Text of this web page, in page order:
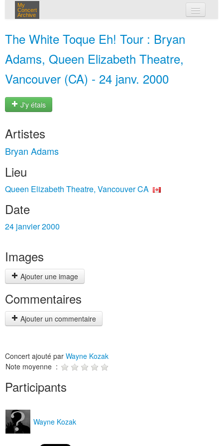
My
Concert
Archive
The White Toque Eh! Tour : Bryan
Adams, Queen Elizabeth Theatre,
Vancouver (CA) - 24 janv. 2000
J'y étais
Artistes
Bryan Adams
Lieu
Queen Elizabeth Theatre, Vancouver CA
Date
24 janvier 2000
Images
Ajouter une image
Commentaires
Ajouter un commentaire
Concert ajouté par Wayne Kozak
Note moyenne :
Participants
Wayne Kozak